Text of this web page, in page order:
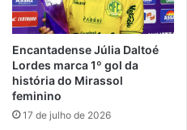
Encantadense Júlia Daltoé
Lordes marca 1º gol da
história do Mirassol
feminino
17 de julho de 2026